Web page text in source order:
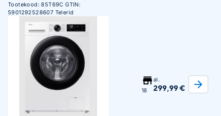
Tootekood:85T69C GTIN:
5901292528607 Telerid
18
al.
299,99 €